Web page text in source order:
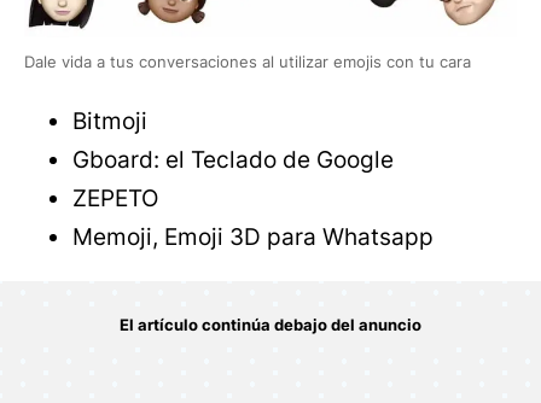
Dale vida a tus conversaciones al utilizar emojis con tu cara
Bitmoji
Gboard: el Teclado de Google
ZEPETO
Memoji, Emoji 3D para Whatsapp